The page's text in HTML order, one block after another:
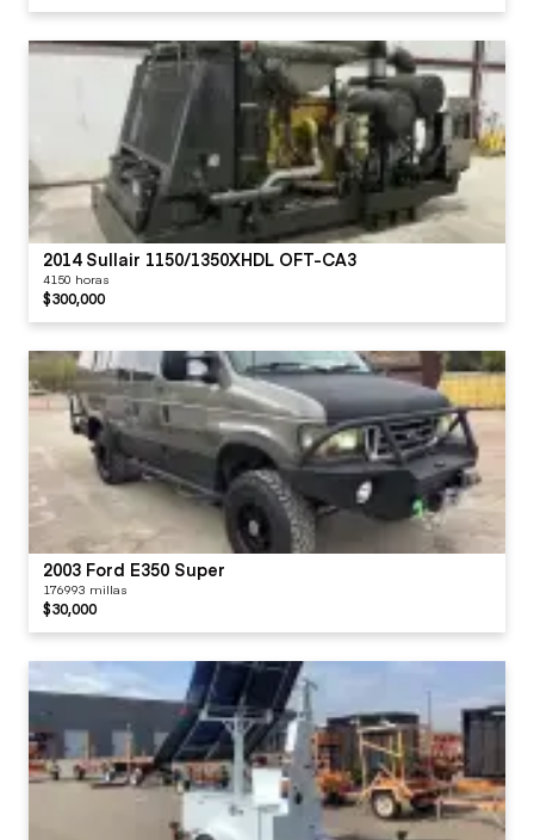
2014 Sullair 1150/1350XHDL OFT-CA3
4150 horas
$300,000
2003 Ford E350 Super
176993 millas
$30,000